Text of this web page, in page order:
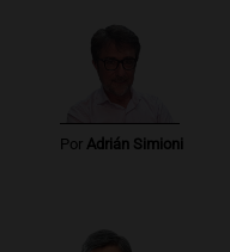
Episodios
Audio.
presentar
cuestiona
Amamos Argentina
Por Adrián Simioni